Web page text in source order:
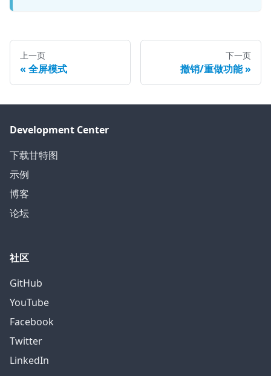
上一页
全屏模式
下一页
撤销/重做功能
Development Center
下载甘特图
示例
博客
论坛
社区
GitHub
YouTube
Facebook
Twitter
LinkedIn